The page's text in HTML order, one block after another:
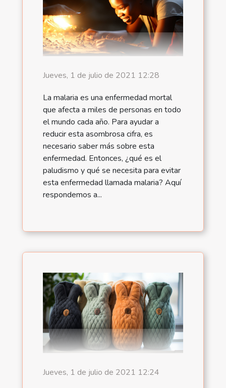
Jueves, 1 de julio de 2021 12:28
La malaria es una enfermedad mortal
que afecta a miles de personas en todo
el mundo cada año. Para ayudar a
reducir esta asombrosa cifra, es
necesario saber más sobre esta
enfermedad. Entonces, ¿qué es el
paludismo y qué se necesita para evitar
esta enfermedad llamada malaria? Aquí
respondemos a...
Jueves, 1 de julio de 2021 12:24